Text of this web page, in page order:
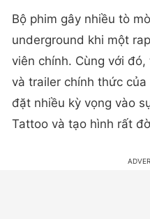
Bộ phim gây nhiều tò
underground khi một
viên chính. Cùng với
và trailer chính thức
đặt nhiều kỳ vọng vào
Tattoo và tạo hình rất